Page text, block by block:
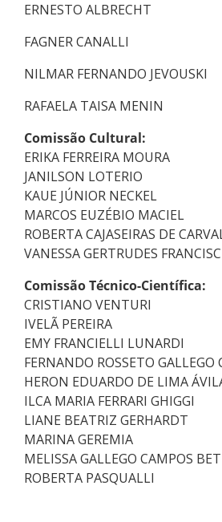
ERNESTO ALBRECHT
FAGNER CANALLI
NILMAR FERNANDO JEVOUSKI
RAFAELA TAISA MENIN
Comissão Cultural:
ERIKA FERREIRA MOURA
JANILSON LOTERIO
KAUE JÚNIOR NECKEL
MARCOS EUZÉBIO MACIEL
ROBERTA CAJASEIRAS DE
VANESSA GERTRUDES
Comissão Técnico-Científica:
CRISTIANO VENTURI
IVELÃ PEREIRA
EMY FRANCIELLI LUNARDI
FERNANDO ROSSETO GALLEGO
HERON EDUARDO DE LIMA
ILCA MARIA FERRARI GHIGGI
LIANE BEATRIZ GERHARDT
MARINA GEREMIA
MELISSA GALLEGO CAMPOS
ROBERTA PASQUALLI